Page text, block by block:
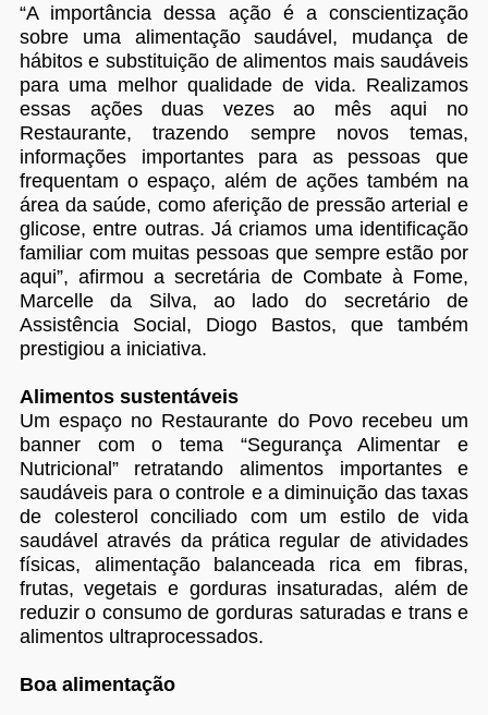
“A importância dessa ação é a conscientização
sobre uma alimentação saudável, mudança de
hábitos e substituição de alimentos mais saudáveis
para uma melhor qualidade de vida. Realizamos
essas ações duas vezes ao mês aqui no
Restaurante, trazendo sempre novos temas,
informações importantes para as pessoas que
frequentam o espaço, além de ações também na
área da saúde, como aferição de pressão arterial e
glicose, entre outras. Já criamos uma identificação
familiar com muitas pessoas que sempre estão por
aqui”, afirmou a secretária de Combate à Fome,
Marcelle da Silva, ao lado do secretário de
Assistência Social, Diogo Bastos, que também
prestigiou a iniciativa.
Alimentos sustentáveis
Um espaço no Restaurante do Povo recebeu um
banner com o tema “Segurança Alimentar e
Nutricional” retratando alimentos importantes e
saudáveis para o controle e a diminuição das taxas
de colesterol conciliado com um estilo de vida
saudável através da prática regular de atividades
físicas, alimentação balanceada rica em fibras,
frutas, vegetais e gorduras insaturadas, além de
reduzir o consumo de gorduras saturadas e trans e
alimentos ultraprocessados.
Boa alimentação